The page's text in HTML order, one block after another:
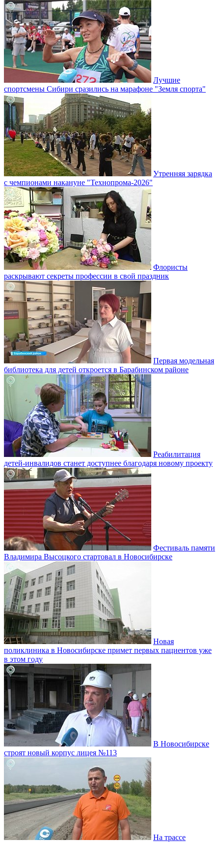
Лучшие
спортсмены Сибири сразились на марафоне "Земля спорта"
Утренняя зарядка
с чемпионами накануне "Технопрома-2026"
Флористы
раскрывают секреты профессии в свой праздник
Первая модельная
библиотека для детей откроется в Барабинском районе
Реабилитация
детей-инвалидов станет доступнее благодаря новому проекту
Фестиваль памяти
Владимира Высоцкого стартовал в Новосибирске
Новая
поликлиника в Новосибирске примет первых пациентов уже
в этом году
В Новосибирске
строят новый корпус лицея №113
На трассе